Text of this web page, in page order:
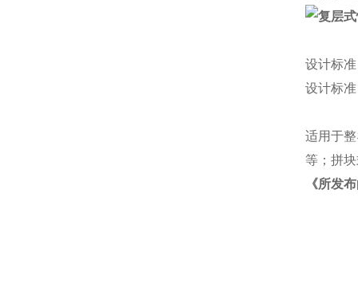
设计标准
设计标
适用于
等；拼
《所发